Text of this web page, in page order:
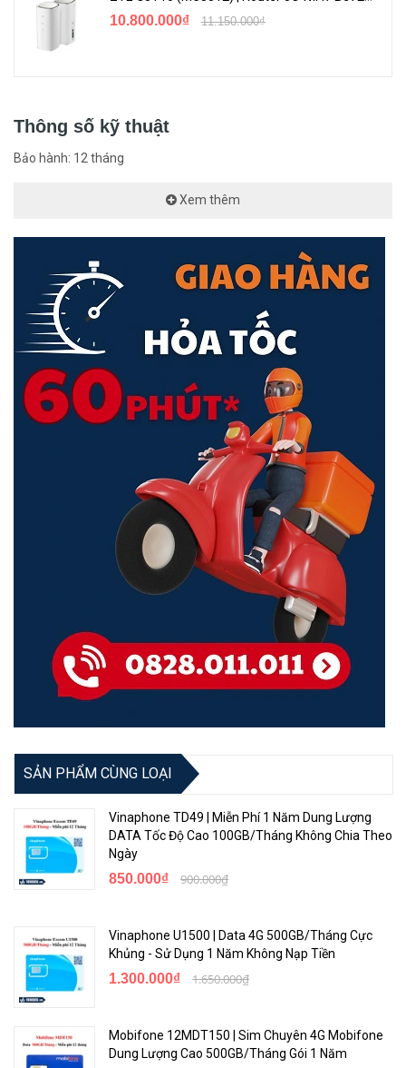
10.800.000₫ 11.150.000₫
Thông số kỹ thuật
Bảo hành: 12 tháng
Xem thêm
SẢN PHẨM CÙNG LOẠI
Vinaphone TD49 | Miễn Phí 1 Năm Dung Lượng
DATA Tốc Độ Cao 100GB/Tháng Không Chia Theo
Ngày
850.000₫ 900.000₫
Vinaphone U1500 | Data 4G 500GB/Tháng Cực
Khủng - Sử Dụng 1 Năm Không Nạp Tiền
1.300.000₫ 1.650.000₫
Mobifone 12MDT150 | Sim Chuyên 4G Mobifone
Dung Lượng Cao 500GB/Tháng Gói 1 Năm